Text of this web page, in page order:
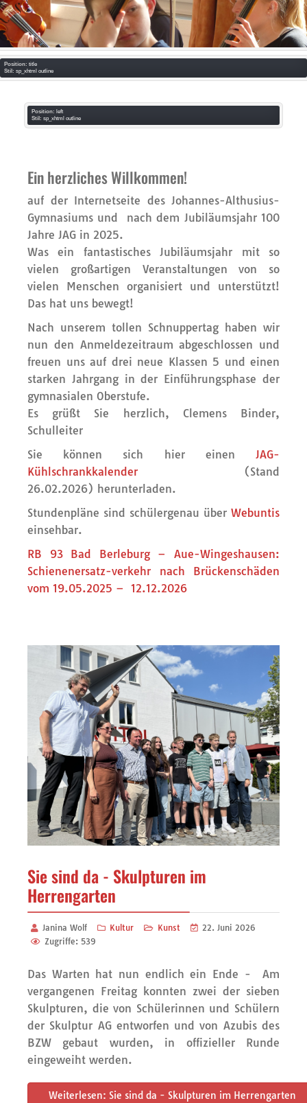
Position: title
Stil: sp_xhtml outline
Position: left
Stil: sp_xhtml outline
Ein herzliches Willkommen!
auf der Internetseite des Johannes-Althusius-
Gymnasiums und nach dem Jubiläumsjahr 100
Jahre JAG in 2025.
Was ein fantastisches Jubiläumsjahr mit so
vielen großartigen Veranstaltungen von so
vielen Menschen organisiert und unterstützt!
Das hat uns bewegt!
Nach unserem tollen Schnuppertag haben wir
nun den Anmeldezeitraum abgeschlossen und
freuen uns auf drei neue Klassen 5 und einen
starken Jahrgang in der Einführungsphase der
gymnasialen Oberstufe.
Es grüßt Sie herzlich, Clemens Binder,
Schulleiter
Sie können sich hier einen JAG-
Kühlschrankkalender (Stand
26.02.2026) herunterladen.
Stundenpläne sind schülergenau über Webuntis
einsehbar.
RB 93 Bad Berleburg – Aue-Wingeshausen:
Schienenersatz-verkehr nach Brückenschäden
vom 19.05.2025 – 12.12.2026
Sie sind da - Skulpturen im
Herrengarten
Janina Wolf Kultur Kunst
22. Juni 2026
Zugriffe: 539
Das Warten hat nun endlich ein Ende - Am
vergangenen Freitag konnten zwei der sieben
Skulpturen, die von Schülerinnen und Schülern
der Skulptur AG entworfen und von Azubis des
BZW gebaut wurden, in offizieller Runde
eingeweiht werden.
Weiterlesen: Sie sind da - Skulpturen im Herrengarten